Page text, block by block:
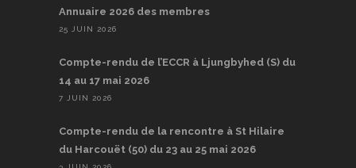
Annuaire 2026 des membres
25 JUIN 2026
Compte-rendu de l’ECCR à Ljungbyhed (S) du
14 au 17 mai 2026
7 JUIN 2026
Compte-rendu de la rencontre à St Hilaire
du Harcouët (50) du 23 au 25 mai 2026